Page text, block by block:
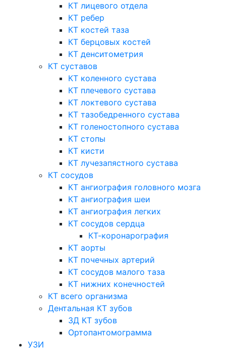
КТ лицевого отдела
КТ ребер
КТ костей таза
КТ берцовых костей
КТ денситометрия
КТ суставов
КТ коленного сустава
КТ плечевого сустава
КТ локтевого сустава
КТ тазобедренного сустава
КТ голеностопного сустава
КТ стопы
КТ кисти
КТ лучезапястного сустава
КТ сосудов
КТ ангиография головного мозга
КТ ангиография шеи
КТ ангиография легких
КТ сосудов сердца
КТ-коронарография
КТ аорты
КТ почечных артерий
КТ сосудов малого таза
КТ нижних конечностей
КТ всего организма
Дентальная КТ зубов
3Д КТ зубов
Ортопантомограмма
УЗИ